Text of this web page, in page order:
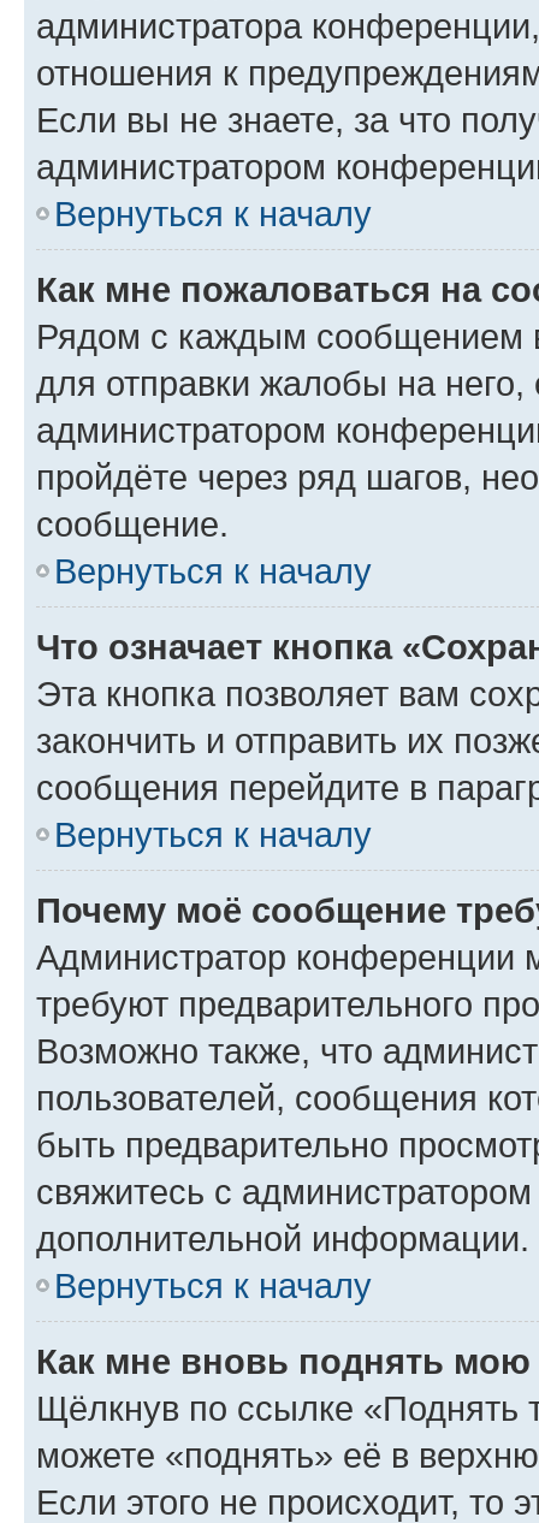
администратора
отношения к
Если вы не знаете, за что
администратором
Вернуться к началу
Как мне пожаловаться на
Рядом с каждым сообщением
для отправки жалобы на
администратором
пройдёте через ряд шагов,
сообщение.
Вернуться к началу
Что означает кнопка
Эта кнопка позволяет вам
закончить и отправить их
сообщения перейдите в
Вернуться к началу
Почему моё сообщение
Администратор конференции
требуют предварительного
Возможно также, что
пользователей, сообщения
быть предварительно
свяжитесь с
дополнительной информации.
Вернуться к началу
Как мне вновь поднять мою
Щёлкнув по ссылке «Поднять
можете «поднять» её в
Если этого не происходит, то